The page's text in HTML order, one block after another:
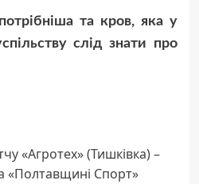
та кров, яка у
слід знати про
«Агротех» (Тишківка) –
«Полтавщині Спорт»